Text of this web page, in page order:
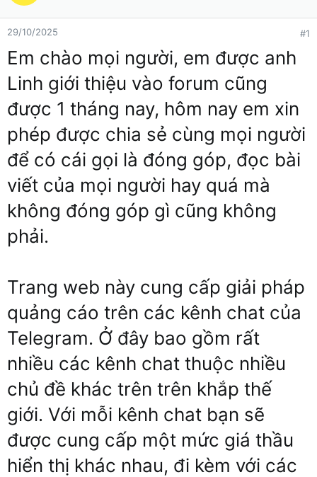
t
a
r
e
29/10/2025 #1
Em chào mọi người, em được anh
Linh giới thiệu vào forum cũng
được 1 tháng nay, hôm nay em xin
phép được chia sẻ cùng mọi người
để có cái gọi là đóng góp, đọc bài
viết của mọi người hay quá mà
không đóng góp gì cũng không
phải.
Trang web này cung cấp giải pháp
quảng cáo trên các kênh chat của
Telegram. Ở đây bao gồm rất
nhiều các kênh chat thuộc nhiều
chủ đề khác trên trên khắp thế
giới. Với mỗi kênh chat bạn sẽ
được cung cấp một mức giá thầu
hiển thị khác nhau, đi kèm với các